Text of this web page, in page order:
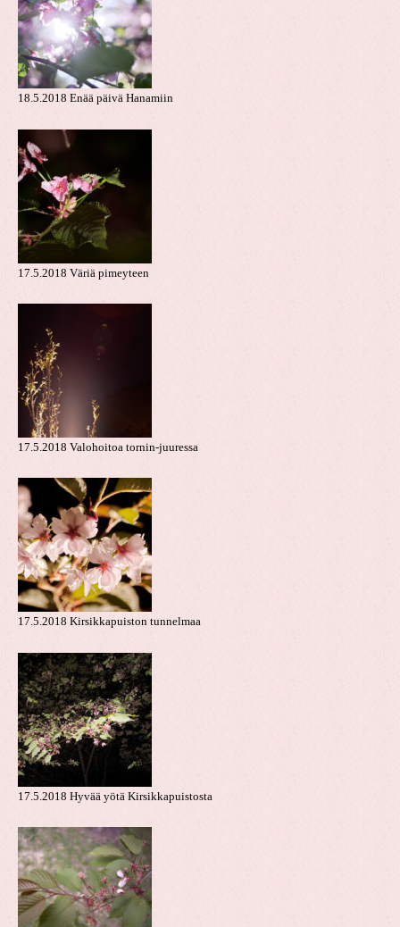
18.5.2018 Enää päivä Hanamiin
17.5.2018 Väriä pimeyteen
17.5.2018 Valohoitoa tornin-juuressa
17.5.2018 Kirsikkapuiston tunnelmaa
17.5.2018 Hyvää yötä Kirsikkapuistosta